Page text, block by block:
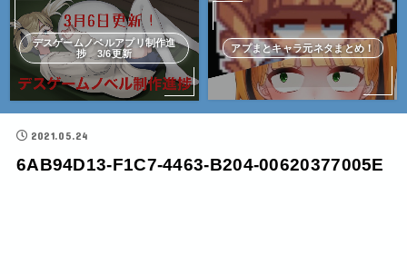
デスゲームノベルアプリ制作進
捗 3/6更新
アプまとキャラ元ネタまとめ！
2021.05.24
6AB94D13-F1C7-4463-B204-00620377005E